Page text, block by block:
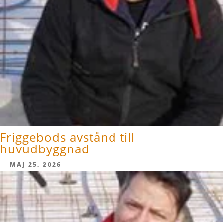
Friggebods avstånd till
huvudbyggnad
MAJ 25, 2026